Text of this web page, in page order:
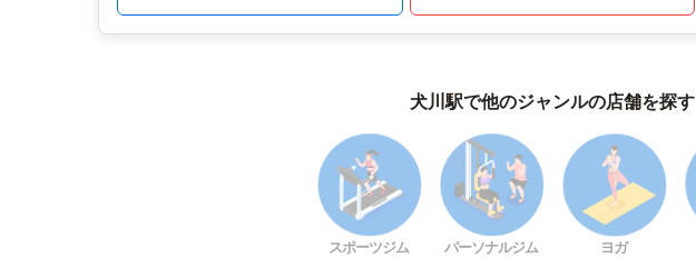
犬川駅で他のジャンルの店舗を探す
スポーツジム パーソナルジム ヨガ